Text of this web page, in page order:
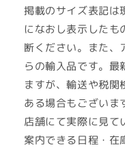
掲載のサイズ表記は
になおし表示したも
断ください。また、
らの輸入品です。最
ますが、輸送や税関
ある場合もございま
店舗にて実際に見て
案内できる日程・在